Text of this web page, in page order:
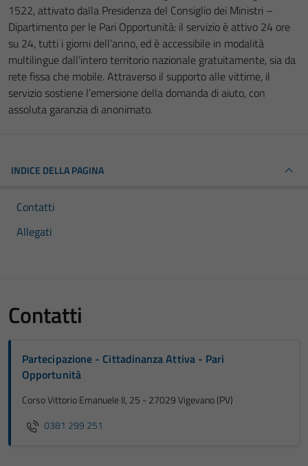
1522, attivato dalla Presidenza del Consiglio dei Ministri –
Dipartimento per le Pari Opportunità: il servizio è attivo 24 ore
su 24, tutti i giorni dell’anno, ed è accessibile in modalità
multilingue dall’intero territorio nazionale gratuitamente, sia da
rete fissa che mobile. Attraverso il supporto alle vittime, il
servizio sostiene l’emersione della domanda di aiuto, con
assoluta garanzia di anonimato.
INDICE DELLA PAGINA
Contatti
Allegati
Contatti
Partecipazione - Cittadinanza Attiva - Pari
Opportunità
Corso Vittorio Emanuele II, 25 - 27029 Vigevano (PV)
0381 299 251